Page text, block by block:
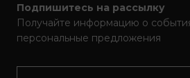
Подпишитесь на рассылку
Получайте информацию о
персональные предложения